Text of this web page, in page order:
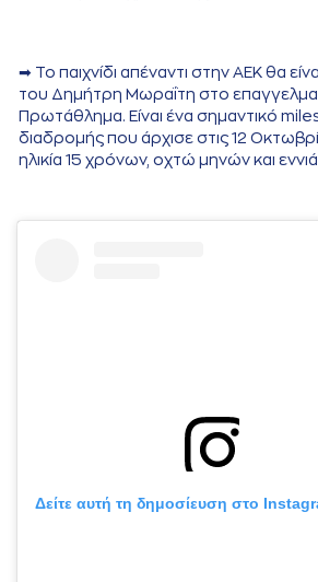
➡ Το παιχνίδι απέναντι στην ΑΕΚ θα
του Δημήτρη Μωραΐτη στο
Πρωτάθλημα. Είναι ένα σημαντικό
διαδρομής που άρχισε στις 12
ηλικία 15 χρόνων, οχτώ μηνών και
Δείτε αυτή τη δημοσίευση στο